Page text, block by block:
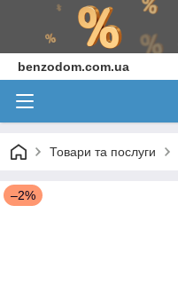
benzodom.com.ua
Товари та послуги
–2%